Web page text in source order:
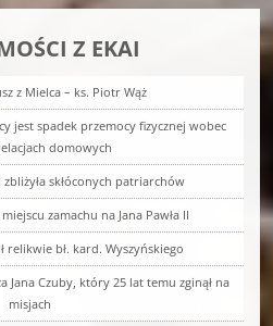
Z EKAI
z Mielca – ks. Piotr Wąż
jest spadek przemocy fizycznej wobec
domowych
skłóconych patriarchów
zamachu na Jana Pawła II
relikwie bł. kard. Wyszyńskiego
Jana Czuby, który 25 lat temu zginął na
misjach